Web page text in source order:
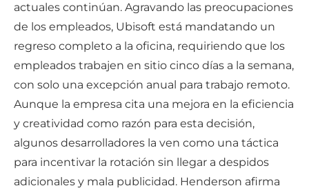
actuales continúan. Agravando las preocupaciones
de los empleados, Ubisoft está mandatando un
regreso completo a la oficina, requiriendo que los
empleados trabajen en sitio cinco días a la semana,
con solo una excepción anual para trabajo remoto.
Aunque la empresa cita una mejora en la eficiencia
y creatividad como razón para esta decisión,
algunos desarrolladores la ven como una táctica
para incentivar la rotación sin llegar a despidos
adicionales y mala publicidad. Henderson afirma